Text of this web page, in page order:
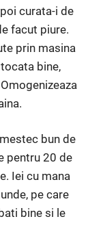
curata-i de
facut piure.
prin masina
bine,
bun de
pentru 20 de
Iei cu mana
pe care
bine si le